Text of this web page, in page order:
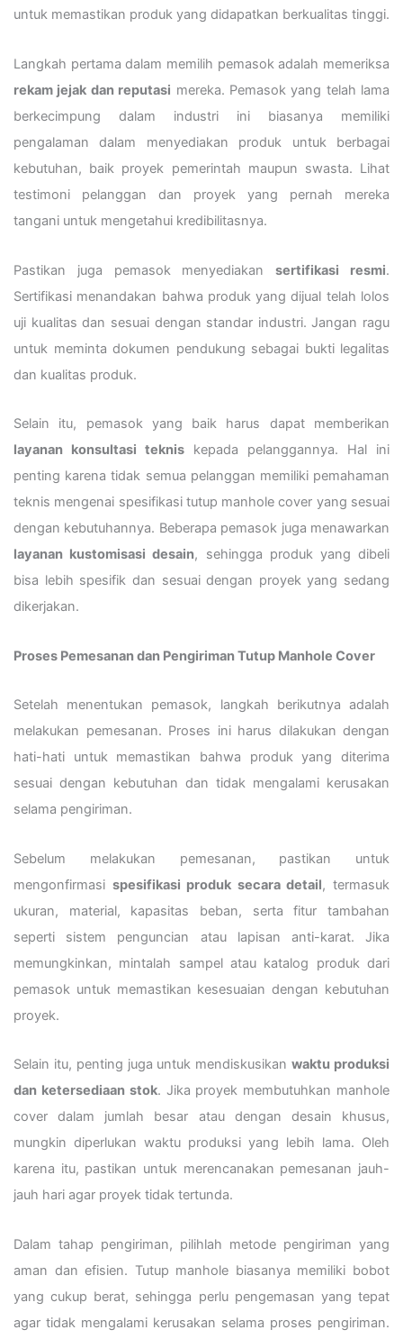
untuk memastikan produk yang didapatkan berkualitas tinggi.
Langkah pertama dalam memilih pemasok adalah memeriksa
rekam jejak dan reputasi mereka. Pemasok yang telah lama
berkecimpung dalam industri ini biasanya memiliki
pengalaman dalam menyediakan produk untuk berbagai
kebutuhan, baik proyek pemerintah maupun swasta. Lihat
testimoni pelanggan dan proyek yang pernah mereka
tangani untuk mengetahui kredibilitasnya.
Pastikan juga pemasok menyediakansertifikasi resmi.
Sertifikasi menandakan bahwa produk yang dijual telah lolos
uji kualitas dan sesuai dengan standar industri. Jangan ragu
untuk meminta dokumen pendukung sebagai bukti legalitas
dan kualitas produk.
Selain itu, pemasok yang baik harus dapat memberikan
layanan konsultasi teknis kepada pelanggannya. Hal ini
penting karena tidak semua pelanggan memiliki pemahaman
teknis mengenai spesifikasi tutup manhole cover yang sesuai
dengan kebutuhannya. Beberapa pemasok juga menawarkan
layanan kustomisasi desain, sehingga produk yang dibeli
bisa lebih spesifik dan sesuai dengan proyek yang sedang
dikerjakan.
Proses Pemesanan dan Pengiriman Tutup Manhole Cover
Setelah menentukan pemasok, langkah berikutnya adalah
melakukan pemesanan. Proses ini harus dilakukan dengan
hati-hati untuk memastikan bahwa produk yang diterima
sesuai dengan kebutuhan dan tidak mengalami kerusakan
selama pengiriman.
Sebelum melakukan pemesanan, pastikan untuk
mengonfirmasi spesifikasi produk secara detail, termasuk
ukuran, material, kapasitas beban, serta fitur tambahan
seperti sistem penguncian atau lapisan anti-karat. Jika
memungkinkan, mintalah sampel atau katalog produk dari
pemasok untuk memastikan kesesuaian dengan kebutuhan
proyek.
Selain itu, penting juga untuk mendiskusikanwaktu produksi
dan ketersediaan stok. Jika proyek membutuhkan manhole
cover dalam jumlah besar atau dengan desain khusus,
mungkin diperlukan waktu produksi yang lebih lama. Oleh
karena itu, pastikan untuk merencanakan pemesanan jauh-
jauh hari agar proyek tidak tertunda.
Dalam tahap pengiriman, pilihlah metode pengiriman yang
aman dan efisien. Tutup manhole biasanya memiliki bobot
yang cukup berat, sehingga perlu pengemasan yang tepat
agar tidak mengalami kerusakan selama proses pengiriman.